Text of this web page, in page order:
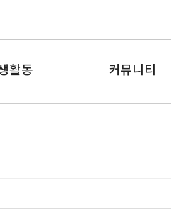
활동 커뮤니티